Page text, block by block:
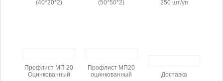
(40*20*2)
(50*50*2)
250 шт/уп
Профлист МП 20
Оцинкованный
Профлист МП20
оцинкованный
Доставка